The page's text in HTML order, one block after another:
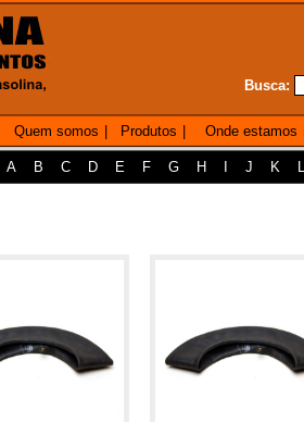
Busca:
Quem somos Produtos Onde estamos
A B C D E F G H J K L